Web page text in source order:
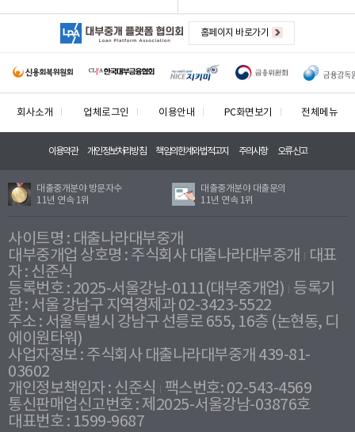
홈페이지 바로가기
회사소개 업체로그인 이용안내 PC화면보기 전체메뉴
이용약관 개인정보처리방침 책임의한계와법적고지 주의사항 오류신고
대출중개분야 방문자수
11년 연속 1위
대출중개분야 대출문의
11년 연속 1위
사이트명 : 대출나라대부중개
대부중개업 상호명 : 주식회사 대출나라대부중개
대표
자 : 신준식
등록번호 : 2025-서울강남-0111(대부중개업) 등록기
관 : 서울 강남구 지역경제과 02-3423-5522
주소 : 서울특별시 강남구 선릉로 655, 16층 (논현동, 디
에이원타워)
사업자정보 : 주식회사 대출나라대부중개 439-81-
03602
개인정보책임자 : 신준식
팩스번호: 02-543-4569
통신판매업신고번호 : 제2025-서울강남-03876호
대표번호 : 1599-9687